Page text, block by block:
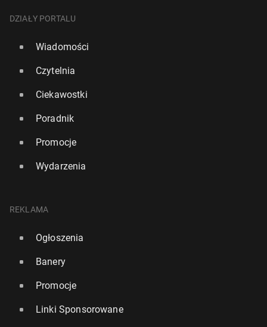
DZIAŁY PORTALU
Wiadomości
Czytelnia
Ciekawostki
Poradnik
Promocje
Wydarzenia
REKLAMA
Ogłoszenia
Banery
Promocje
Linki Sponsorowane